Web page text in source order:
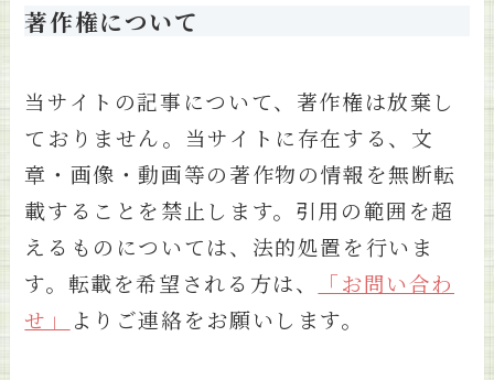
著作権について
当サイトの記事について、著作権は放棄し
ておりません。当サイトに存在する、文
章・画像・動画等の著作物の情報を無断転
載することを禁止します。引用の範囲を超
えるものについては、法的処置を行いま
す。転載を希望される方は、
「お問い合わ
せ」
よりご連絡をお願いします。